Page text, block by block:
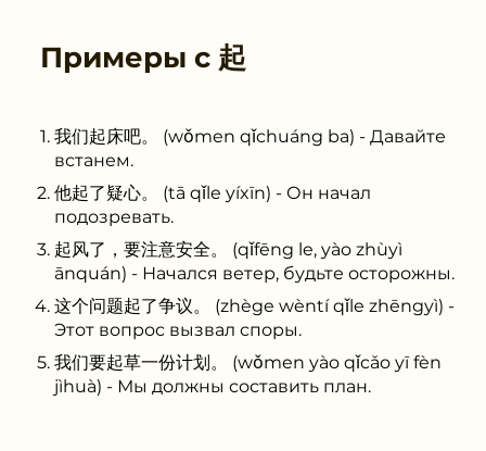
Примеры с 起
我们起床吧。 (wǒmen qǐchuáng ba) - Давайте
встанем.
他起了疑心。 (tā qǐle yíxīn) - Он начал
подозревать.
起风了，要注意安全。 (qǐfēng le, yào zhùyì
ānquán) - Начался ветер, будьте осторожны.
这个问题起了争议。 (zhège wèntí qǐle zhēngyì) -
Этот вопрос вызвал споры.
我们要起草一份计划。 (wǒmen yào qǐcǎo yī fèn
jìhuà) - Мы должны составить план.